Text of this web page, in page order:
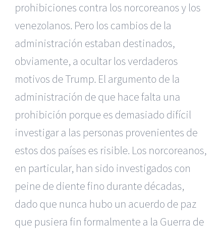
prohibiciones contra los norcoreanos y los
venezolanos. Pero los cambios de la
administración estaban destinados,
obviamente, a ocultar los verdaderos
motivos de Trump. El argumento de la
administración de que hace falta una
prohibición porque es demasiado difícil
investigar a las personas provenientes de
estos dos países es risible. Los norcoreanos,
en particular, han sido investigados con
peine de diente fino durante décadas,
dado que nunca hubo un acuerdo de paz
que pusiera fin formalmente a la Guerra de